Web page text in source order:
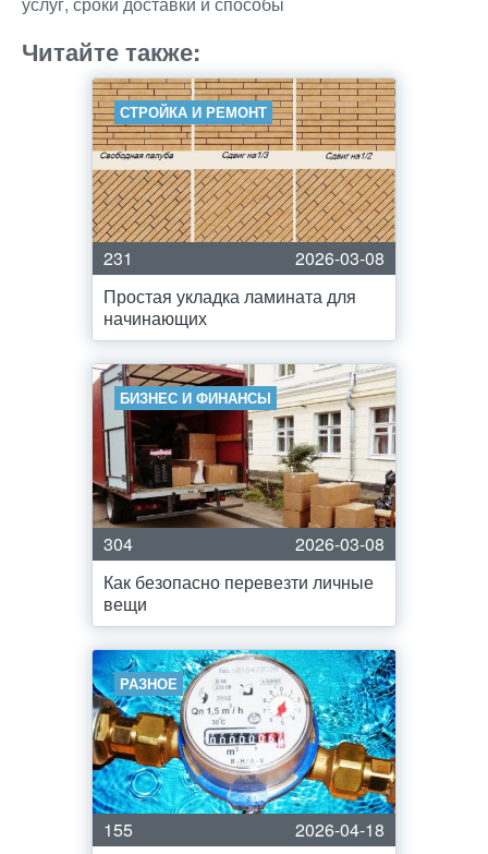
Читайте также:
СТРОЙКА И РЕМОНТ
231
2026-03-08
Простая укладка ламината для
начинающих
БИЗНЕС И ФИНАНСЫ
304
2026-03-08
Как безопасно перевезти личные
вещи
РАЗНОЕ
155
2026-04-18